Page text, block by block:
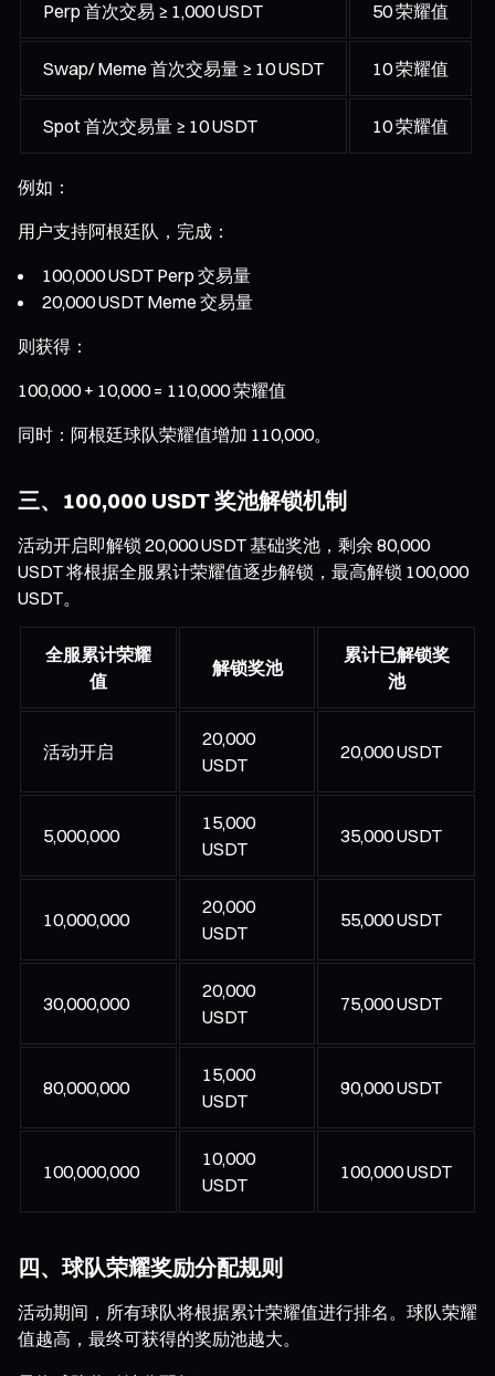
Perp 首次交易 ≥ 1,000 USDT 50 荣耀值
Swap/ Meme 首次交易量 ≥ 10 USDT 10 荣耀值
Spot 首次交易量 ≥ 10 USDT 10 荣耀值
例如：
用户支持阿根廷队，完成：
100,000 USDT Perp 交易量
20,000 USDT Meme 交易量
则获得：
100,000 + 10,000 = 110,000 荣耀值
同时：阿根廷球队荣耀值增加 110,000。
三、100,000 USDT 奖池解锁机制
活动开启即解锁 20,000 USDT 基础奖池，剩余 80,000
USDT 将根据全服累计荣耀值逐步解锁，最高解锁 100,000
USDT。
全服累计荣耀
值
解锁奖池
累计已解锁奖
池
活动开启
20,000
USDT
20,000 USDT
5,000,000
15,000
USDT
35,000 USDT
10,000,000
20,000
USDT
55,000 USDT
30,000,000
20,000
USDT
75,000 USDT
80,000,000
15,000
USDT
90,000 USDT
100,000,000
10,000
USDT
100,000 USDT
四、球队荣耀奖励分配规则
活动期间，所有球队将根据累计荣耀值进行排名。球队荣耀
值越高，最终可获得的奖励池越大。